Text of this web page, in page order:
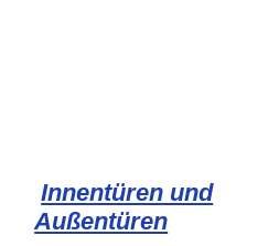
Innentüren und
Außentüren